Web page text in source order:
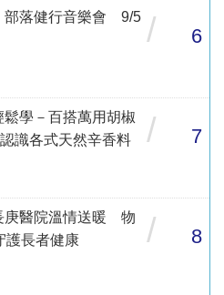
部落健行音樂會 9/5 / 6
學－百搭萬用胡椒
識各式天然辛香料
/ 7
庚醫院溫情送暖 物
護長者健康
/ 8